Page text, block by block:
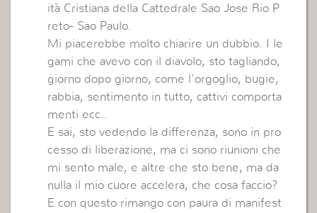
ità Cristiana della Cattedrale Sao Jose Rio P
reto- Sao Paulo.
Mi piacerebbe molto chiarire un dubbio. I le
gami che avevo con il diavolo, sto tagliando,
giorno dopo giorno, come l’orgoglio, bugie,
rabbia, sentimento in tutto, cattivi comporta
menti ecc..
E sai, sto vedendo la differenza, sono in pro
cesso di liberazione, ma ci sono riunioni che
mi sento male, e altre che sto bene, ma da
nulla il mio cuore accelera, che cosa faccio?
E con questo rimango con paura di manifest